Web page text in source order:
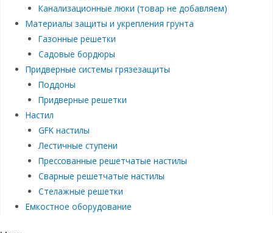
Канализационные люки (товар не добавляем)
Материалы защиты и укрепления грунта
Газонные решетки
Садовые бордюры
Придверные системы грязезащиты
Поддоны
Придверные решетки
Настил
GFK настилы
Лестичные ступени
Прессованные решетчатые настилы
Сварные решетчатые настилы
Стелажные решетки
Емкостное оборудование